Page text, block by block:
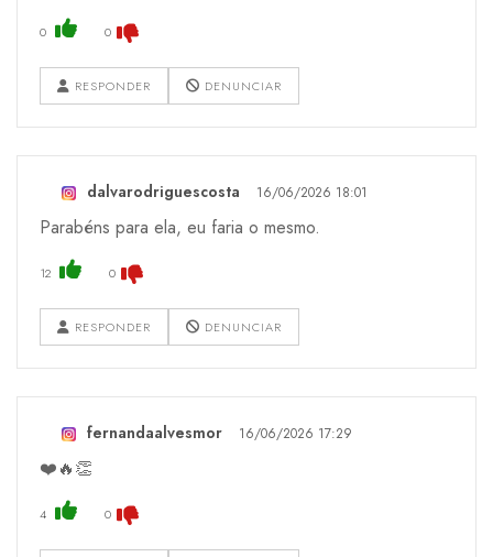
0 0
RESPONDER DENUNCIAR
dalvarodriguescosta 16/06/2026 18:01
Parabéns para ela, eu faria o mesmo.
12 0
RESPONDER DENUNCIAR
fernandaalvesmor 16/06/2026 17:29
❤️🔥👏
4 0